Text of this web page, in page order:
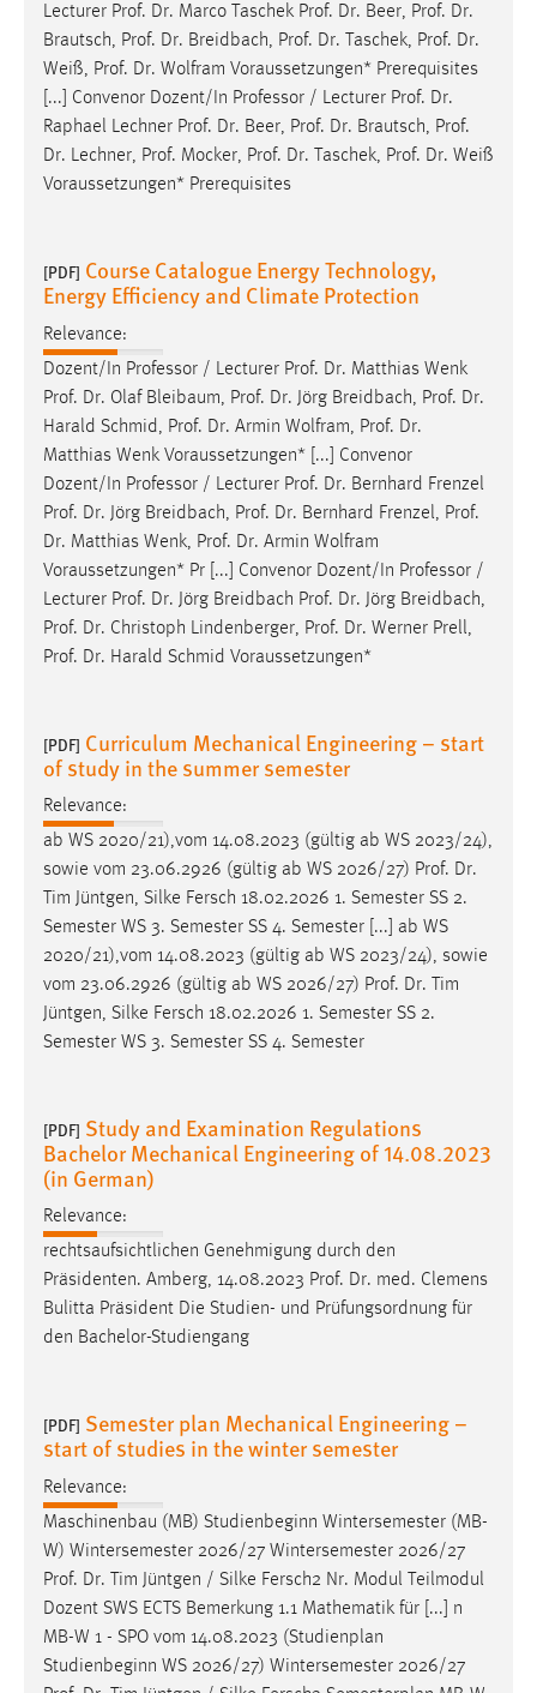
Lecturer Prof. Dr. Marco Taschek Prof. Dr. Beer, Prof. Dr.
Brautsch, Prof. Dr. Breidbach, Prof. Dr. Taschek, Prof. Dr.
Weiß, Prof. Dr. Wolfram Voraussetzungen* Prerequisites
[...] Convenor Dozent/In Professor / Lecturer Prof. Dr.
Raphael Lechner Prof. Dr. Beer, Prof. Dr. Brautsch, Prof.
Dr. Lechner, Prof. Mocker, Prof. Dr. Taschek, Prof. Dr. Weiß
Voraussetzungen* Prerequisites
[PDF] Course Catalogue Energy Technology,
Energy Efficiency and Climate Protection
Relevance:
Dozent/In Professor / Lecturer Prof. Dr. Matthias Wenk
Prof. Dr. Olaf Bleibaum, Prof. Dr. Jörg Breidbach, Prof. Dr.
Harald Schmid, Prof. Dr. Armin Wolfram, Prof. Dr.
Matthias Wenk Voraussetzungen* [...] Convenor
Dozent/In Professor / Lecturer Prof. Dr. Bernhard Frenzel
Prof. Dr. Jörg Breidbach, Prof. Dr. Bernhard Frenzel, Prof.
Dr. Matthias Wenk, Prof. Dr. Armin Wolfram
Voraussetzungen* Pr [...] Convenor Dozent/In Professor /
Lecturer Prof. Dr. Jörg Breidbach Prof. Dr. Jörg Breidbach,
Prof. Dr. Christoph Lindenberger, Prof. Dr. Werner Prell,
Prof. Dr. Harald Schmid Voraussetzungen*
[PDF] Curriculum Mechanical Engineering – start
of study in the summer semester
Relevance:
ab WS 2020/21),vom 14.08.2023 (gültig ab WS 2023/24),
sowie vom 23.06.2926 (gültig ab WS 2026/27) Prof. Dr.
Tim Jüntgen, Silke Fersch 18.02.2026 1. Semester SS 2.
Semester WS 3. Semester SS 4. Semester [...] ab WS
2020/21),vom 14.08.2023 (gültig ab WS 2023/24), sowie
vom 23.06.2926 (gültig ab WS 2026/27) Prof. Dr. Tim
Jüntgen, Silke Fersch 18.02.2026 1. Semester SS 2.
Semester WS 3. Semester SS 4. Semester
[PDF] Study and Examination Regulations
Bachelor Mechanical Engineering of 14.08.2023
(in German)
Relevance:
rechtsaufsichtlichen Genehmigung durch den
Präsidenten. Amberg, 14.08.2023 Prof. Dr. med. Clemens
Bulitta Präsident Die Studien- und Prüfungsordnung für
den Bachelor-Studiengang
[PDF] Semester plan Mechanical Engineering –
start of studies in the winter semester
Relevance:
Maschinenbau (MB) Studienbeginn Wintersemester (MB-
W) Wintersemester 2026/27 Wintersemester 2026/27
Prof. Dr. Tim Jüntgen / Silke Fersch2 Nr. Modul Teilmodul
Dozent SWS ECTS Bemerkung 1.1 Mathematik für [...] n
MB-W 1 - SPO vom 14.08.2023 (Studienplan
Studienbeginn WS 2026/27) Wintersemester 2026/27